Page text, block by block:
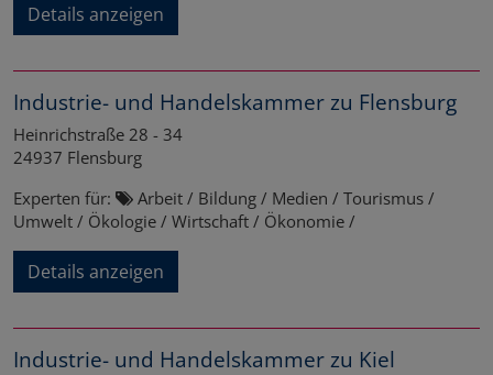
Details anzeigen
Industrie- und Handelskammer zu Flensburg
Heinrichstraße 28 - 34
24937 Flensburg
Experten für:
Arbeit / Bildung / Medien / Tourismus /
Umwelt / Ökologie / Wirtschaft / Ökonomie /
Details anzeigen
Industrie- und Handelskammer zu Kiel